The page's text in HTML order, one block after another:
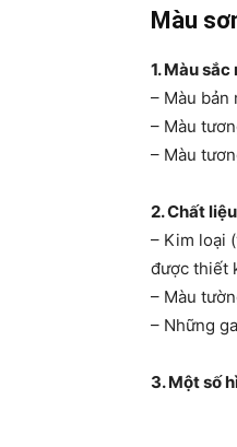
Màu
1. Màu
– Màu bản
– Màu
– Màu
2. Chất
– Kim loại
được thiết
– Màu
– Những
3. Một số